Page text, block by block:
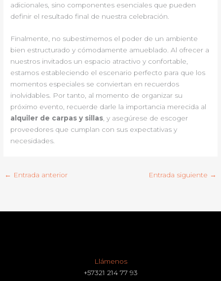
adicionales, sino componentes esenciales que pueden
definir el resultado final de nuestra celebración.
Finalmente, no subestimemos el poder de un ambiente
bien estructurado y cómodamente amueblado. Al ofrecer a
nuestros invitados un espacio atractivo y confortable,
estamos estableciendo el escenario perfecto para que los
momentos especiales se conviertan en recuerdos
inolvidables. Por tanto, al momento de organizar su
próximo evento, recuerde darle la importancia merecida al
alquiler de carpas y sillas , y asegúrese de escoger
proveedores que cumplan con sus expectativas y
necesidades.
← Entrada anterior Entrada siguiente →
Llámenos
+57321 214 77 93